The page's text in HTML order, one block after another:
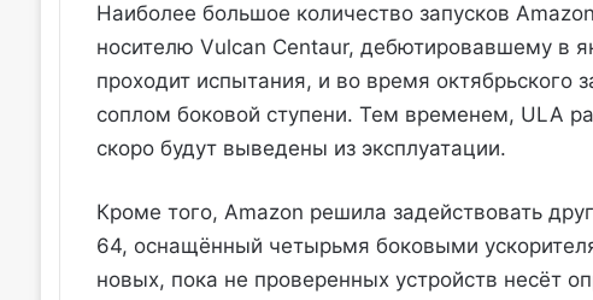
Наиболее большое количество запусков
носителю Vulcan Centaur, дебютировавшему в
проходит испытания, и во время октябрьского
соплом боковой ступени. Тем временем, ULA
скоро будут выведены из эксплуатации.
Кроме того, Amazon решила задействовать
64, оснащённый четырьмя боковыми
новых, пока не проверенных устройств несёт